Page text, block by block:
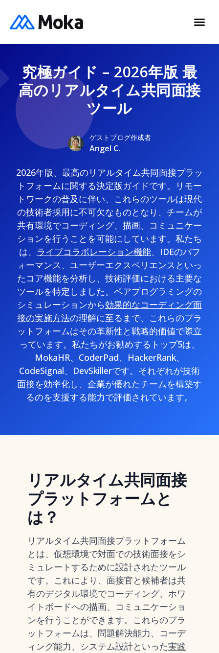
究極ガイド – 2026年版 最
高のリアルタイム共同面接
ツール
ゲストブログ作成者
Angel C.
2026年版、最高のリアルタイム共同面接プラッ
トフォームに関する決定版ガイドです。リモー
トワークの普及に伴い、これらのツールは現代
の技術者採用に不可欠なものとなり、チームが
共有環境でコーディング、描画、コミュニケー
ションを行うことを可能にしています。私たち
は、
ライブコラボレーション機能、IDEのパフ
ォーマンス、ユーザーエクスペリエンスといっ
たコア機能を分析し、技術評価における主要な
ツールを特定しました。ペアプログラミングの
シミュレーションから効果的なコーディング面
接の実施方法の理解に至るまで、これらのプラ
ットフォームはその革新性と戦略的価値で際立
っています。私たちがお勧めするトップ5は、
MokaHR、CoderPad、HackerRank、
CodeSignal、DevSkillerです。それぞれが技術
面接を効率化し、企業が優れたチームを構築す
るのを支援する能力で評価されています。
リアルタイム共同面接
プラットフォームと
は？
リアルタイム共同面接プラットフォーム
とは、仮想環境で対面での技術面接をシ
ミュレートするために設計されたツール
です。これにより、面接官と候補者は共
有のデジタル環境でコーディング、ホワ
イトボードへの描画、コミュニケーショ
ンを行うことができます。これらのプラ
ットフォームは、問題解決能力、コーデ
ィング能力、システム設計といった実践